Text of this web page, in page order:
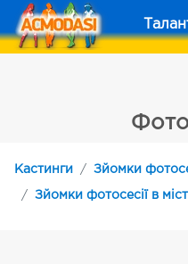
Кастинги Зйомки
Зйомки фотосесії в